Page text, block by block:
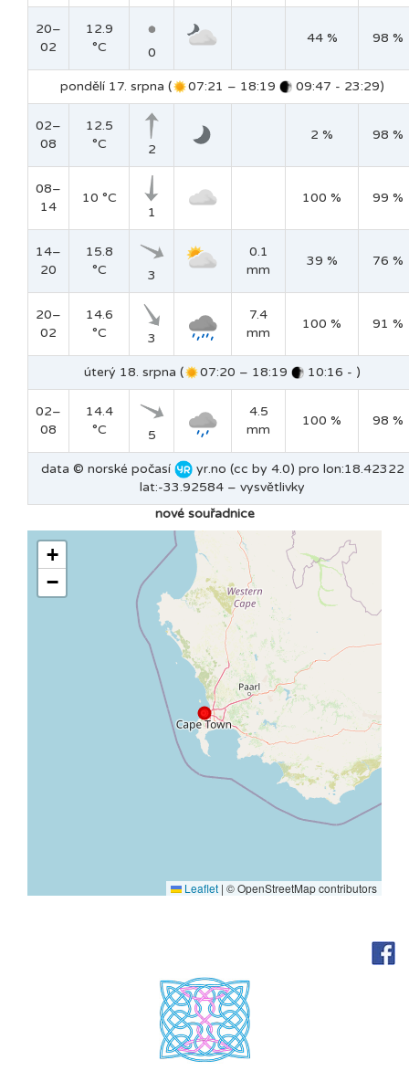
20–
02
12.9
°C
0
44 % 98 %
pondělí 17. srpna ( 07:21 – 18:19 09:47 - 23:29)
02–
08
12.5
°C
2
2 % 98 %
08–
14
10 °C
1
100 % 99 %
14–
20
15.8
°C
3
0.1
mm
39 % 76 %
20–
02
14.6
°C
3
7.4
mm
100 % 91 %
úterý 18. srpna ( 07:20 – 18:19 10:16 - )
02–
08
14.4
°C
5
4.5
mm
100 % 98 %
data © norské počasí
yr.no (cc by 4.0) pro lon:18.42322
lat:-33.92584 – vysvětlivky
nové souřadnice
+
−
Leaflet | © OpenStreetMap contributors